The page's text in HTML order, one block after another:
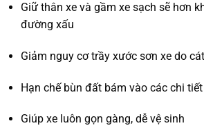
Giữ thân xe và gầm xe sạch sẽ hơn
đường xấu
Giảm nguy cơ trầy xước sơn xe do
Hạn chế bùn đất bám vào các chi
Giúp xe luôn gọn gàng, dễ vệ sinh